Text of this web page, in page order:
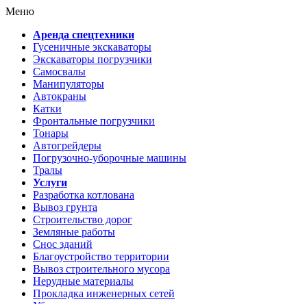
Меню
Аренда спецтехники
Гусеничные экскаваторы
Экскаваторы погрузчики
Самосвалы
Манипуляторы
Автокраны
Катки
Фронтальные погрузчики
Тонары
Автогрейдеры
Погрузочно-уборочные машины
Тралы
Услуги
Разработка котлована
Вывоз грунта
Строительство дорог
Земляные работы
Снос зданий
Благоустройство территории
Вывоз строительного мусора
Нерудные материалы
Прокладка инженерных сетей